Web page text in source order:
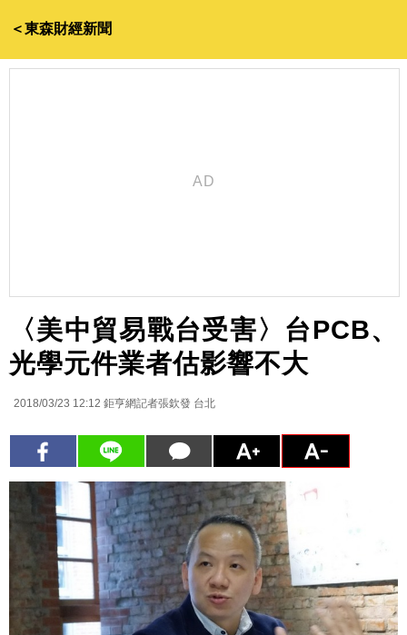
＜東森財經新聞
〈美中貿易戰台受害〉台PCB、
光學元件業者估影響不大
2018/03/23 12:12 鉅亨網記者張欽發 台北